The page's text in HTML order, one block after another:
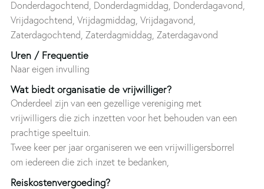
Donderdagochtend, Donderdagmiddag, Donderdagavond,
Vrijdagochtend, Vrijdagmiddag, Vrijdagavond,
Zaterdagochtend, Zaterdagmiddag, Zaterdagavond
Uren / Frequentie
Naar eigen invulling
Wat biedt organisatie de vrijwilliger?
Onderdeel zijn van een gezellige vereniging met
vrijwilligers die zich inzetten voor het behouden van een
prachtige speeltuin.
Twee keer per jaar organiseren we een vrijwilligersborrel
om iedereen die zich inzet te bedanken,
Reiskostenvergoeding?